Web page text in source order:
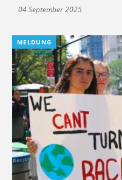
04 September 2025
MELDUNG